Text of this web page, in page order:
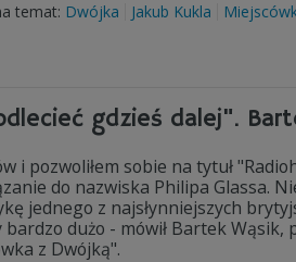
temat: Dwójka Jakub Kukla
gdzieś dalej".
i pozwoliłem sobie na tytuł
do nazwiska Philipa Glassa.
jednego z najsłynniejszych
bardzo dużo - mówił Bartek
z Dwójką".